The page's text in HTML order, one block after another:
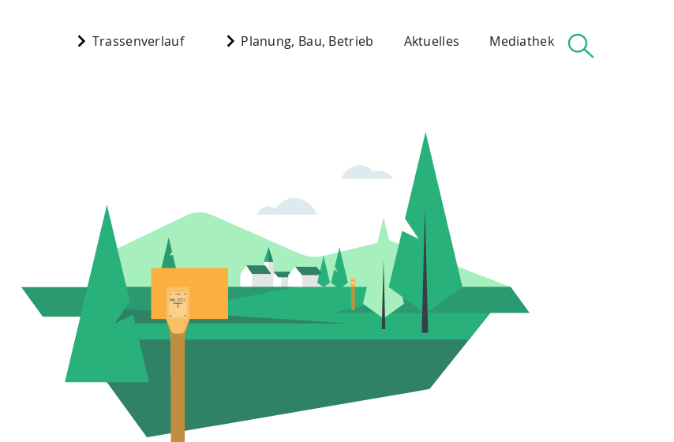
Trassenverlauf Planung, Bau, Betrieb Aktuelles Mediathek
Planung, Bau, Betrieb
Aktuelles
Mediathek
Newsletter
Kontakt
Suche